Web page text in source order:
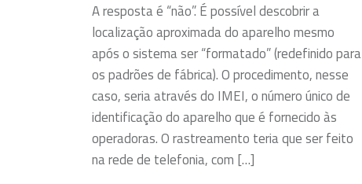
A resposta é “não”. É possível descobrir a
localização aproximada do aparelho mesmo
após o sistema ser “formatado” (redefinido para
os padrões de fábrica). O procedimento, nesse
caso, seria através do IMEI, o número único de
identificação do aparelho que é fornecido às
operadoras. O rastreamento teria que ser feito
na rede de telefonia, com […]